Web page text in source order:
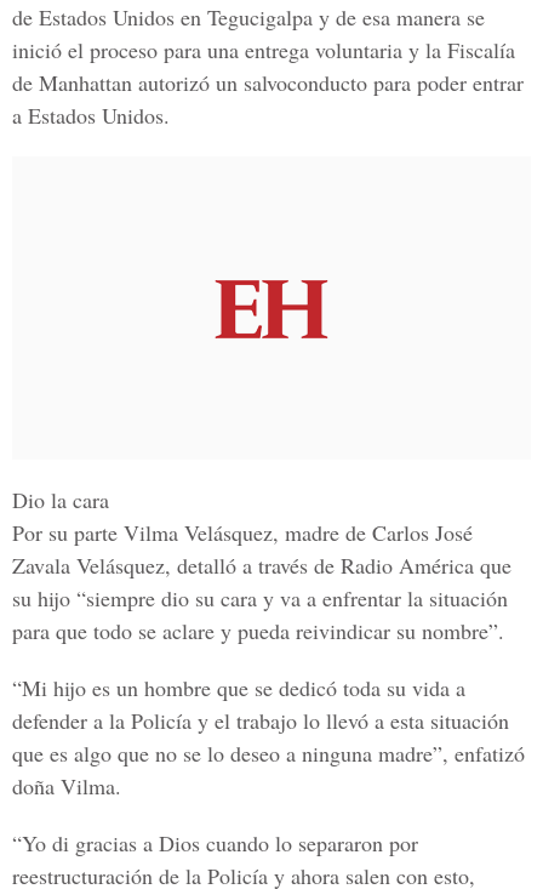
de Estados Unidos en Tegucigalpa y de esa manera se
inició el proceso para una entrega voluntaria y la Fiscalía
de Manhattan autorizó un salvoconducto para poder entrar
a Estados Unidos.
Dio la cara
Por su parte Vilma Velásquez, madre de Carlos José
Zavala Velásquez, detalló a través de Radio América que
su hijo “siempre dio su cara y va a enfrentar la situación
para que todo se aclare y pueda reivindicar su nombre”.
“Mi hijo es un hombre que se dedicó toda su vida a
defender a la Policía y el trabajo lo llevó a esta situación
que es algo que no se lo deseo a ninguna madre”, enfatizó
doña Vilma.
“Yo di gracias a Dios cuando lo separaron por
reestructuración de la Policía y ahora salen con esto,